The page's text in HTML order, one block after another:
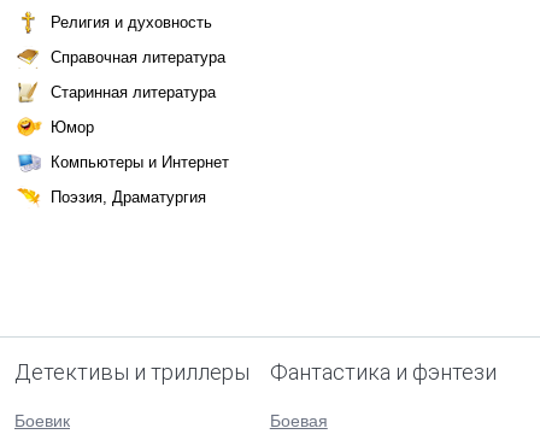
Религия и духовность
Справочная литература
Старинная литература
Юмор
Компьютеры и Интернет
Поэзия, Драматургия
Детективы и триллеры
Боевик
Фантастика и фэнтези
Боевая